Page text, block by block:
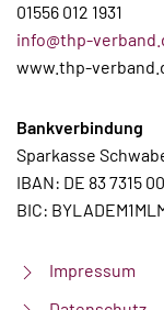
01556 012 1931
info@thp-
www.thp-
Bankverbindung
Sparkasse
IBAN: DE 83 7315
BIC:
Impressum